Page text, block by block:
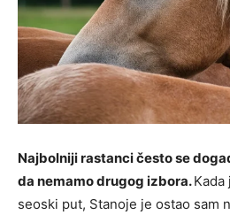
Najbolniji rastanci često se
da nemamo drugog izbora.
seoski put, Stanoje je ostao sam